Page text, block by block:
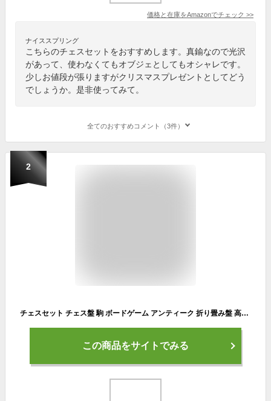
価格と在庫をAmazonでチェック >>
ナイススプリング
こちらのチェスセットをおすすめします。真鍮なので光沢
があって、使わなくてもオブジェとしてもオシャレです。
少しお値段が張りますがクリスマスプレゼントとしてどう
でしょうか。是非使ってみて。
全てのおすすめコメント（3件）
2
チェスセット チェス盤 駒 ボードゲーム アンティーク 折り畳み盤 高級感 未使用新品
この商品をサイトでみる